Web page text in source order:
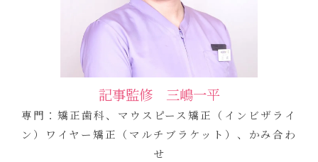
記事監修 三嶋一平
専門：矯正歯科、マウスピース矯正（インビザライ
ン）ワイヤー矯正（マルチブラケット）、かみ合わ
せ